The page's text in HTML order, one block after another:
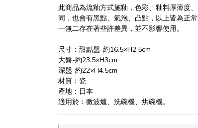
此商品為流釉方式施釉，色彩、釉料厚薄度
同，也會有黑點、氣泡、凸點，以上皆為正
一無二存在著些許差異，並不影響使用。
尺寸：甜點盤-約16.5×H2.5cm
大盤-約23.5×H3cm
深盤-約22×H4.5cm
材質：瓷
產地：日本
適用於：微波爐、洗碗機、烘碗機。